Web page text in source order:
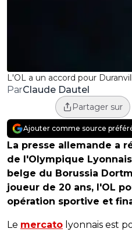
L'OL a un accord pour
ParClaude Dautel
Partager sur
Ajouter comme source
La presse allemande a
de l'Olympique
belge du Borussia
joueur de 20 ans, l'OL
opération sportive et
Le mercato lyonnais est